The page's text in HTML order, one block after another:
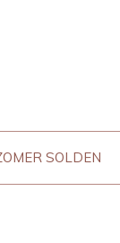
SOLDEN